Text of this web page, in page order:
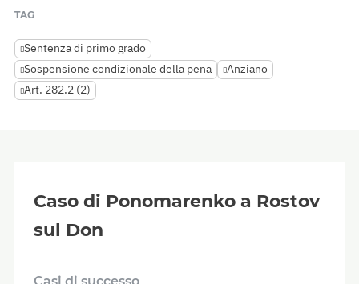
TAG
Sentenza di primo grado
Sospensione condizionale della pena
Anziano
Art. 282.2 (2)
Caso di Ponomarenko a Rostov
sul Don